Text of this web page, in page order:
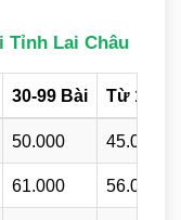
Tỉnh Lai Châu
30-99 Bài Từ 100
50.000 45.000
61.000 56.000